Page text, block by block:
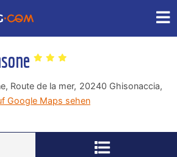
Route de la mer, 20240 Ghisonaccia,
Google Maps sehen